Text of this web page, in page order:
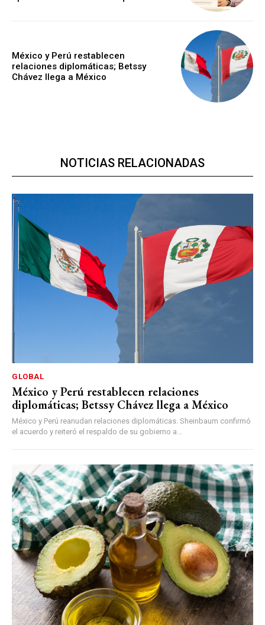
México y Perú restablecen
relaciones diplomáticas; Betssy
Chávez llega a México
NOTICIAS RELACIONADAS
GLOBAL
México y Perú restablecen relaciones
diplomáticas; Betssy Chávez llega a México
México y Perú reanudan relaciones diplomáticas. Sheinbaum confirmó
el acuerdo y reiteró el respaldo de su gobierno a...